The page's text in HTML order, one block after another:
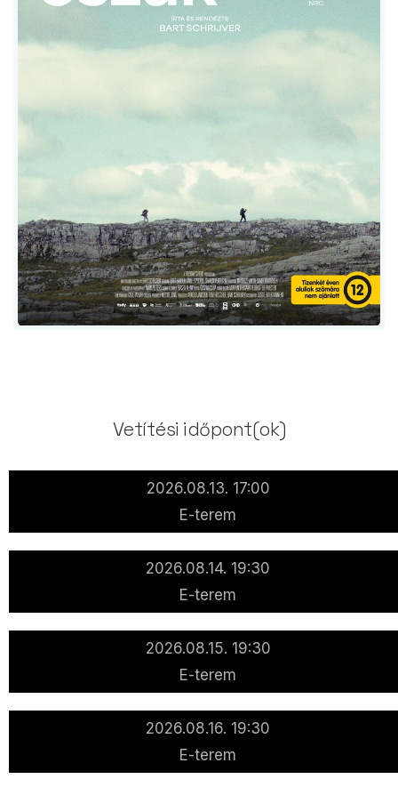
Vetítési időpont(ok)
2026.08.13. 17:00
E-terem
2026.08.14. 19:30
E-terem
2026.08.15. 19:30
E-terem
2026.08.16. 19:30
E-terem